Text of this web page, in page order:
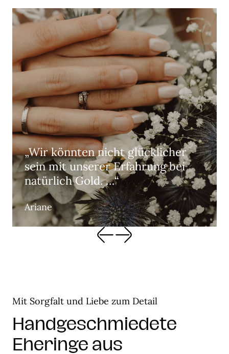
„Wir könnten nicht glücklicher
sein mit unserer Erfahrung bei
natürlich Gold. …“
Ariane
Mit Sorgfalt und Liebe zum Detail
Handgeschmiedete
Eheringe aus